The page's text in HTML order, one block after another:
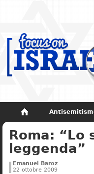
Non dimenticare
Roma:
leggenda”
Emanuel Baroz
22 ottobre 2009